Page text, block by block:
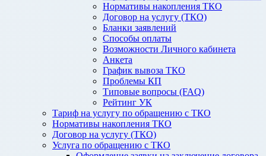
Нормативы накопления ТКО
Договор на услугу (ТКО)
Бланки заявлений
Способы оплаты
Возможности Личного кабинета
Анкета
График вывоза ТКО
Проблемы КП
Типовые вопросы (FAQ)
Рейтинг УК
Тариф на услугу по обращению с ТКО
Нормативы накопления ТКО
Договор на услугу (ТКО)
Услуга по обращению с ТКО